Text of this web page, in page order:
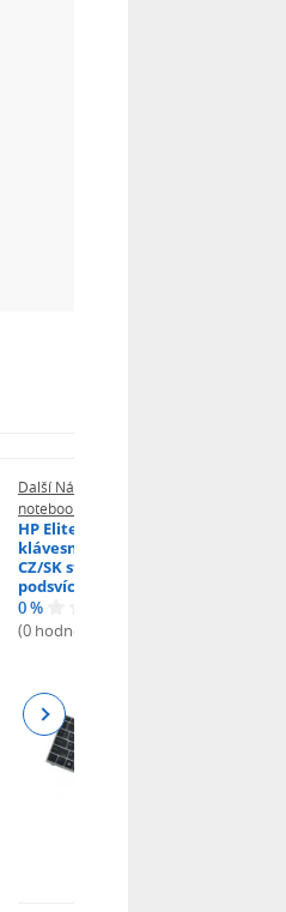
Další Náhradní klávesnice pro
notebooky
HP EliteBook 840 G6
klávesnice na notebook
CZ/SK stříbrný rámeček,
podsvícená, Trackpoint
0 %
(0 hodnocení)
Next